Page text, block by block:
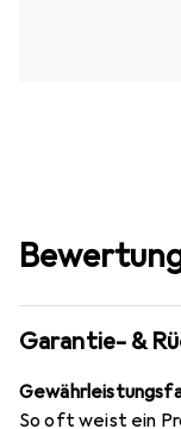
Garantie- &
So oft weist ein